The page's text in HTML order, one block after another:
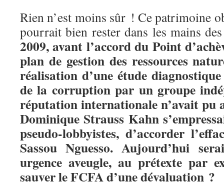
Rien n’est moins sûr ! Ce patrimoine
pourrait bien rester dans les mains
2009, avant l’accord du Point
plan de gestion des ressources
réalisation d’une étude
de la corruption par un groupe
réputation internationale n’avait pu
Dominique Strauss Kahn
pseudo-lobbyistes, d’accorder
Sassou Nguesso. Aujourd’hui
urgence aveugle, au prétexte par
sauver le FCFA d’une dévaluation ?